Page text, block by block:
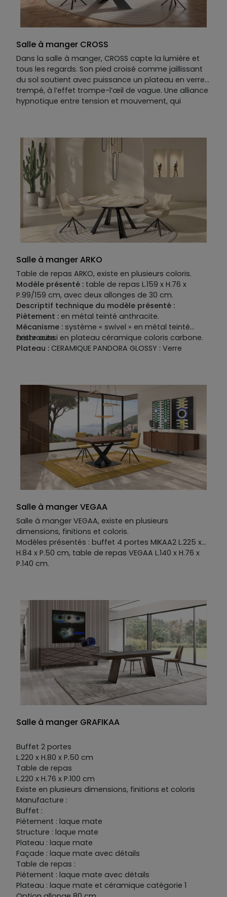
Salle à manger CROSS
Dans la salle à manger, CROSS capte la lumière et
tous les regards. Son pied croisé comme jaillissant
du sol soutient avec puissance un plateau en verre
trempé, à l’effet trompe-l’œil de vague. Une alliance
hypnotique entre tension et mouvement, qui
s’éternisent avec style !
Salle à manger ARKO
Table de repas ARKO, existe en plusieurs coloris.
Modèle présenté : table de repas L.159 x H.76 x
P.99/159 cm, avec deux allonges de 30 cm.
Descriptif technique du modèle présenté :
Piètement : en métal teinté anthracite.
Mécanisme : système « swivel » en métal teinté
anthracite.
Plateau : CERAMIQUE PANDORA GLOSSY : Verre
Existe aussi en plateau céramique coloris carbone.
Salle à manger VEGAA
Salle à manger VEGAA, existe en plusieurs
dimensions, finitions et coloris.
Modèles présentés : buffet 4 portes MIKAA2 L.225 x
H.84 x P.50 cm, table de repas VEGAA L.140 x H.76 x
P.140 cm.
Salle à manger GRAFIKAA
Buffet 2 portes
L.220 x H.80 x P.50 cm
Table de repas
L.220 x H.76 x P.100 cm
Existe en plusieurs dimensions, finitions et coloris
Manufacture :
Buffet :
Piétement : laque mate
Structure : laque mate
Plateau : laque mate
Façade : laque mate avec détails
Table de repas :
Piétement : laque mate avec détails
Plateau : laque mate et céramique catégorie 1